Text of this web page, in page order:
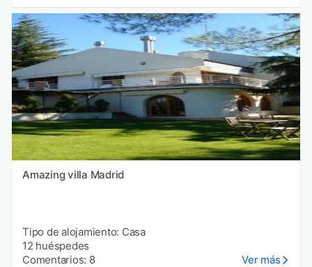
Amazing villa Madrid
Tipo de alojamiento: Casa
12 huéspedes
Comentarios: 8
Ver más